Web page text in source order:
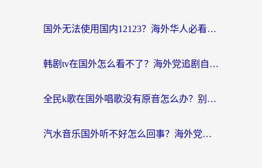
国外无法使用国内12123？海外华人必看：选对回国加速器，解决迪拜语音+12123访问难题
韩剧tv在国外怎么看不了？海外党追剧自由的终极解决方案来了
全民k歌在国外唱歌没有原音怎么办？别让地域限制毁了你的麦霸时刻
汽水音乐国外听不好怎么回事？海外党亲测有效的回国加速方案来了